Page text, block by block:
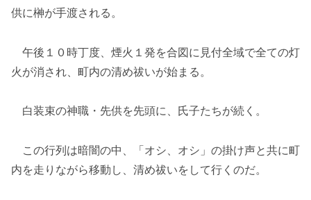
供に榊が手渡される。
午後１０時丁度、煙火１発を合図に見付全域で全ての灯
火が消され、町内の清め祓いが始まる。
白装束の神職・先供を先頭に、氏子たちが続く。
この行列は暗闇の中、「オシ、オシ」の掛け声と共に町
内を走りながら移動し、清め祓いをして行くのだ。